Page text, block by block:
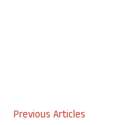
Previous Articles